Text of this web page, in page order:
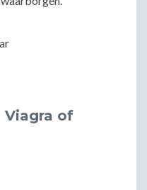
of